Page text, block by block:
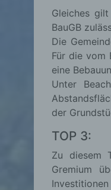
Gleiches
BauGB
Die
Für die vom
eine
Unter
der
TOP 3:
Zu diesem
Gremium